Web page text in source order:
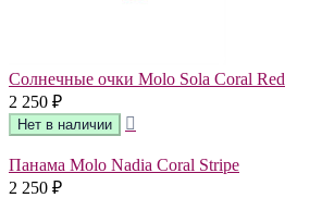
Солнечные очки Molo Sola Coral Red
2 250 ₽
Панама Molo Nadia Coral Stripe
2 250 ₽